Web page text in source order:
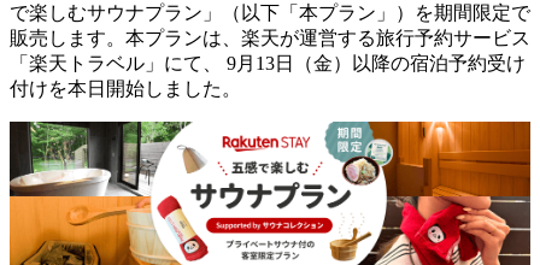
で楽しむサウナプラン」（以下「本プラン」）を期間限定で
販売します。本プランは、楽天が運営する旅行予約サービス
「楽天トラベル」にて、 9月13日（金）以降の宿泊予約受け
付けを本日開始しました。